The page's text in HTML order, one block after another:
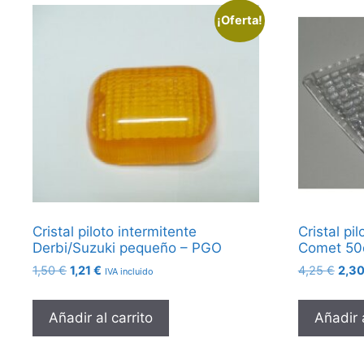
¡Oferta!
Cristal piloto intermitente
Derbi/Suzuki pequeño – PGO
1,50€ El
original
era:
1,50 €.
1,21 € El
actual
es:
1,21 €.
IVA incluido
Añadir al carrito
Cristal
Comet
4,25€ El
era:
2,30
Añadir